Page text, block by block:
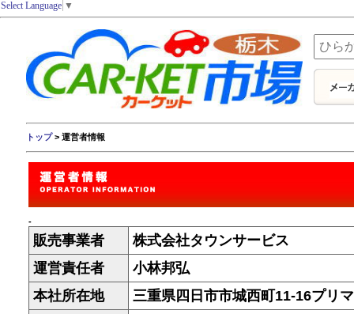
Select Language ▼
トップ> 運営者情報
-
販売事業者
株式会社タウンサービス
運営責任者
小林邦弘
本社所在地
三重県四日市市城西町11-16プリ